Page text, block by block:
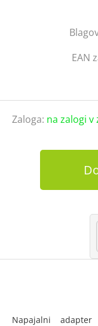
EAN
Zaloga: na zalogi v
Napajalni